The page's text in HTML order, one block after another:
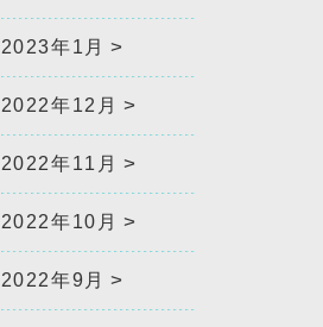
2023年1月
2022年12月
2022年11月
2022年10月
2022年9月